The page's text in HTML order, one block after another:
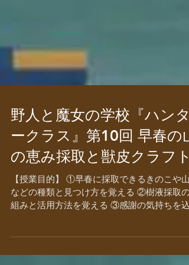
野人と魔女の学校『ハンタ
ークラス』第10回 早春の山
の恵み採取と獣皮クラフト
【授業目的】 ①早春に採取できるきのこや山
などの種類と見つけ方を覚える ②樹液採取の
て革細工作品を作り上げる 【授業内容】 長い
冬が終わりへと向かい、冬と春が行き来する